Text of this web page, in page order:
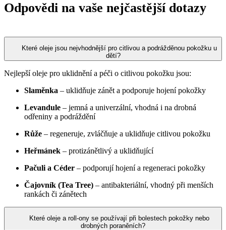
Odpovědi na vaše nejčastější dotazy
Které oleje jsou nejvhodnější pro citlivou a podrážděnou pokožku u
dětí?
Nejlepší oleje pro uklidnění a péči o citlivou pokožku jsou:
Slaměnka – uklidňuje zánět a podporuje hojení pokožky
Levandule – jemná a univerzální, vhodná i na drobná
odřeniny a podráždění
Růže – regeneruje, zvláčňuje a uklidňuje citlivou pokožku
Heřmánek – protizánětlivý a uklidňující
Pačuli a Céder – podporují hojení a regeneraci pokožky
Čajovník (Tea Tree) – antibakteriální, vhodný při menších
rankách či zánětech
Které oleje a roll-ony se používají při bolestech pokožky nebo
drobných poraněních?